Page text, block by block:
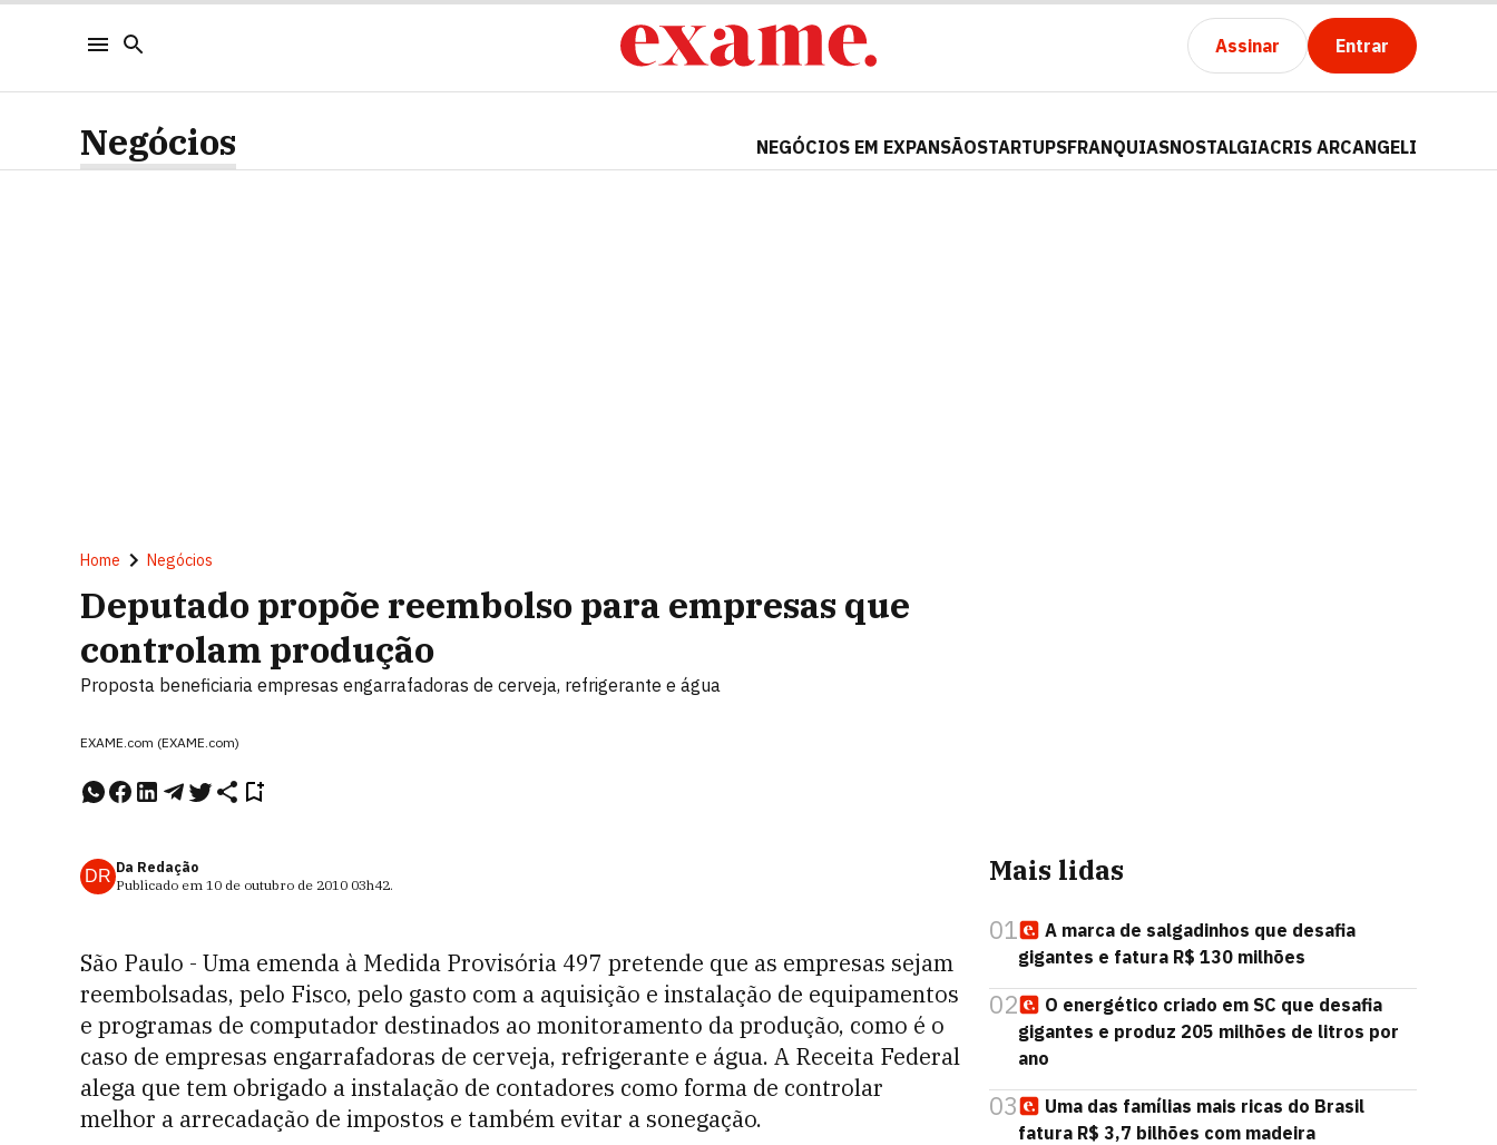
Assinar Entrar
Negócios NEGÓCIOS EM EXPANSÃOSTARTUPSFRANQUIASNOSTALGIACRIS ARCANGELI
Home Negócios
Deputado propõe reembolso para empresas que
controlam produção
Proposta beneficiaria empresas engarrafadoras de cerveja, refrigerante e água
EXAME.com (EXAME.com)
DR Da Redação
Publicado em 10 de outubro de 2010 03h42.
São Paulo - Uma emenda à Medida Provisória 497 pretende que as empresas sejam
reembolsadas, pelo Fisco, pelo gasto com a aquisição e instalação de equipamentos
e programas de computador destinados ao monitoramento da produção, como é o
caso de empresas engarrafadoras de cerveja, refrigerante e água. A Receita Federal
alega que tem obrigado a instalação de contadores como forma de controlar
melhor a arrecadação de impostos e também evitar a sonegação.
Mais lidas
01
A marca de salgadinhos que desafia
gigantes e fatura R$ 130 milhões
02
O energético criado em SC que desafia
gigantes e produz 205 milhões de litros por
ano
03
Uma das famílias mais ricas do Brasil
fatura R$ 3,7 bilhões com madeira